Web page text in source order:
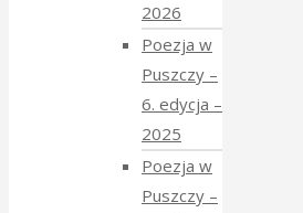
2026
Poezja w
Puszczy –
6. edycja –
2025
Poezja w
Puszczy –